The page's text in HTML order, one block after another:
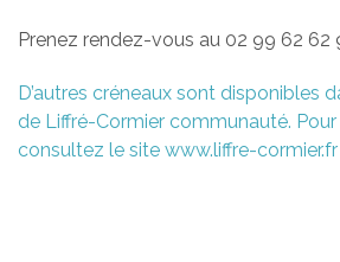
Prenez rendez-vous au 02 99 62 62
D’autres créneaux sont disponibles
de Liffré-Cormier communauté.
consultez le site www.liffre-cormier.fr